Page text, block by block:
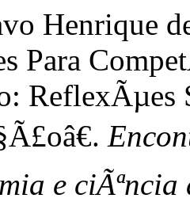
Henrique
Para
e